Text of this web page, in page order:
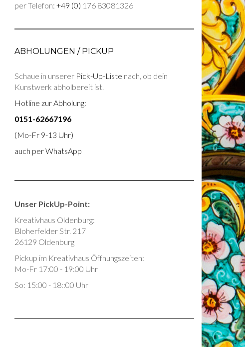
per Telefon: +49 (0) 176 83081326
ABHOLUNGEN / PICKUP
Schaue in unserer Pick-Up-Liste nach, ob dein
Kunstwerk abholbereit ist.
Hotline zur Abholung:
0151-62667196
(Mo-Fr 9-13 Uhr)
auch per WhatsApp
Unser PickUp-Point:
Kreativhaus Oldenburg:
Bloherfelder Str. 217
26129 Oldenburg
Pickup im Kreativhaus Öffnungszeiten:
Mo-Fr 17:00 - 19:00 Uhr
So: 15:00 - 18::00 Uhr